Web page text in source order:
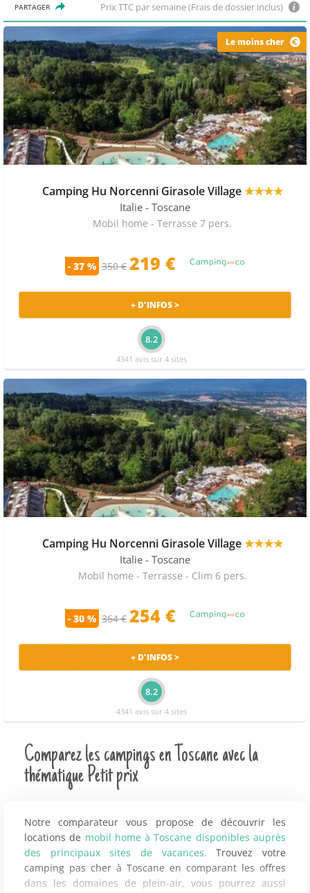
PARTAGER Prix TTC par semaine (Frais de dossier inclus)
Le moins cher
Camping Hu Norcenni Girasole Village★★★★
Italie - Toscane
Mobil home - Terrasse 7 pers.
- 37 % 350 € 219 €
+ D'INFOS >
8.2
4341 avis sur 4 sites
Camping Hu Norcenni Girasole Village★★★★
Italie - Toscane
Mobil home - Terrasse - Clim 6 pers.
- 30 % 364 € 254 €
+ D'INFOS >
8.2
4341 avis sur 4 sites
Comparez les campings en Toscane avec la
thématique Petit prix
Notre comparateur vous propose de découvrir les
locations de mobil home à Toscane disponibles auprès
des principaux sites de vacances. Trouvez votre
camping pas cher à Toscane en comparant les offres
dans les domaines de plein-air, vous pourrez aussi